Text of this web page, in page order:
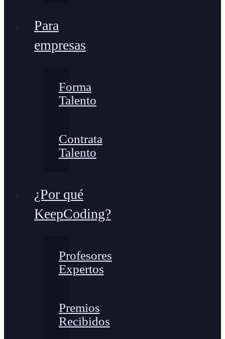
Para
empresas
Forma
Talento
Contrata
Talento
¿Por qué
KeepCoding?
Profesores
Expertos
Premios
Recibidos